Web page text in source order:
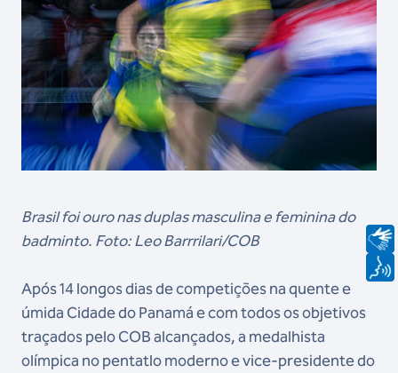
Brasil foi ouro nas duplas masculina e feminina do
badminto. Foto: Leo Barrrilari/COB
Após 14 longos dias de competições na quente e
úmida Cidade do Panamá e com todos os objetivos
traçados pelo COB alcançados, a medalhista
olímpica no pentatlo moderno e vice-presidente do